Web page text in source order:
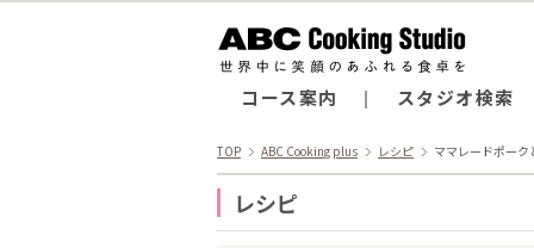
コース案内 スタジオ検索
TOP ABC Cooking plus レシピ ママレードポー
レシピ